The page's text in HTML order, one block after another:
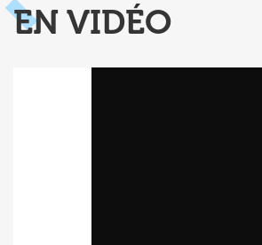
EN VIDÉO